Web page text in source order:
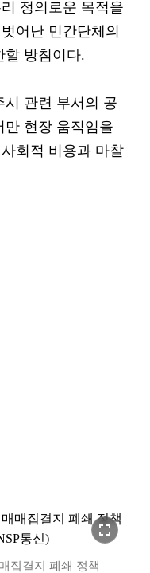
정의로운 목적을
어난 민간단체의
할 방침이다.
시 관련 부서의 공
만 현장 움직임을
회적 비용과 마찰
fullscreen
집결지 폐쇄 정책